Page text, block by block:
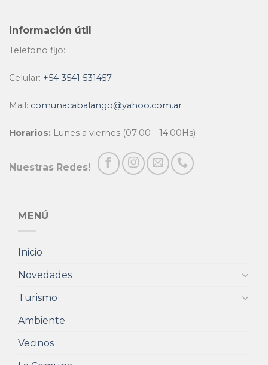
Información útil
Telefono fijo:
Celular: +54 3541 531457
Mail: comunacabalango@yahoo.com.ar
Horarios: Lunes a viernes (07:00 - 14:00Hs)
Nuestras Redes!
MENÚ
Inicio
Novedades
Turismo
Ambiente
Vecinos